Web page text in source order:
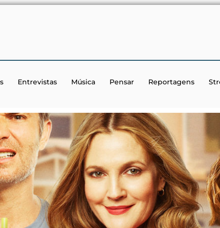
Entrevistas Música Pensar Reportagens